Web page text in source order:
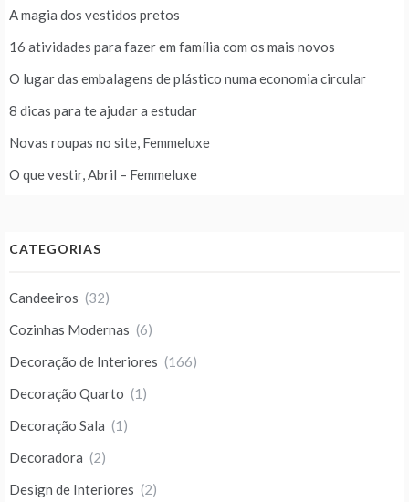
A magia dos vestidos pretos
16 atividades para fazer em família com os mais novos
O lugar das embalagens de plástico numa economia circular
8 dicas para te ajudar a estudar
Novas roupas no site, Femmeluxe
O que vestir, Abril – Femmeluxe
CATEGORIAS
Candeeiros (32)
Cozinhas Modernas (6)
Decoração de Interiores (166)
Decoração Quarto (1)
Decoração Sala (1)
Decoradora (2)
Design de Interiores (2)